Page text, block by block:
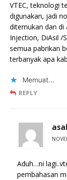
VTEC, teknologi
digunakan, jadi
ditemukan dan di
Injection, DiAsil /
semua pabrikan
terbanyak apa
Memuat...
REPLY
Aduh…ni
pembahasan